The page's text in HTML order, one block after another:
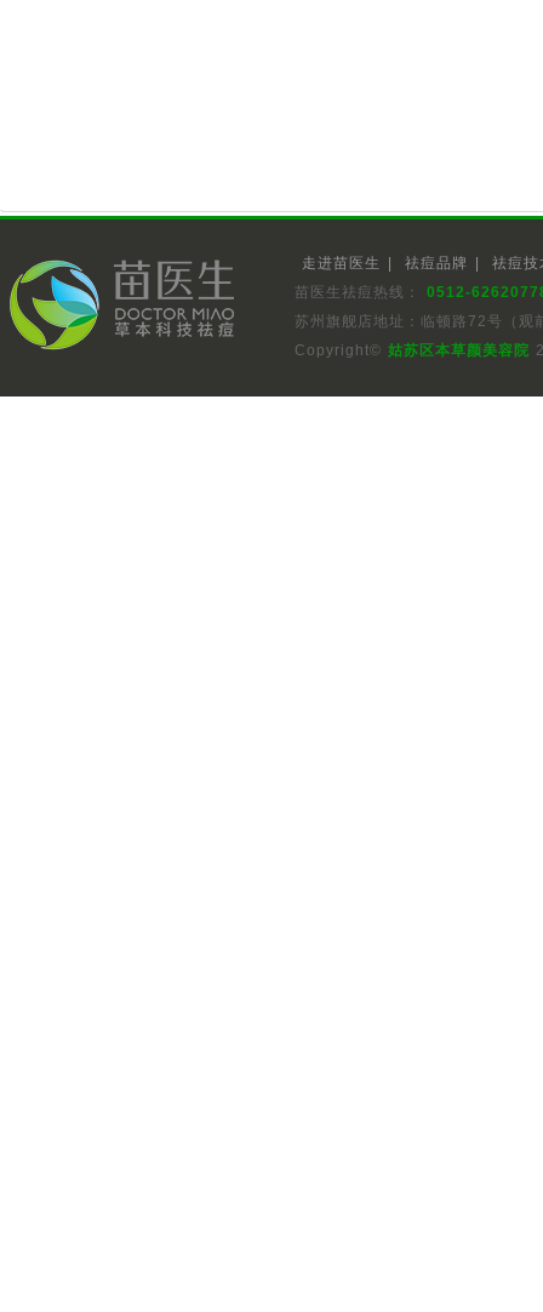
走进苗医生 祛痘品牌
祛痘技
苗医生祛痘热线：
0512-
苏州旗舰店地址：临顿路72号（观
Copyright© 姑苏区本草颜美容院